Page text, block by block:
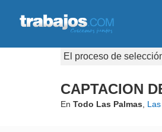
El proceso de
CAPTACION
En Todo Las Palmas